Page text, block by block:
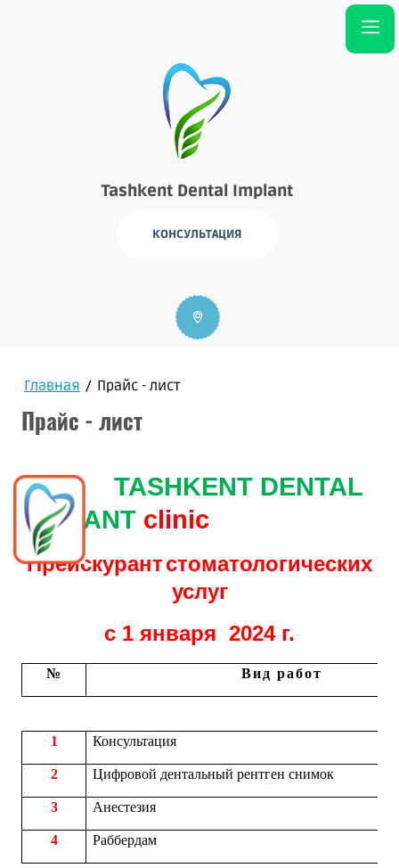
Tashkent Dental Implant
КОНСУЛЬТАЦИЯ
Главная / Прайс - лист
Прайс - лист
TASHKENT DENTAL
IMPLANT clinic
Прейскурантстоматологических
услуг
с 1 января 2024 г.
№ Вид работ
1 Консультация
2 Цифровой дентальный рентген снимок
3 Анестезия
4 Раббердам